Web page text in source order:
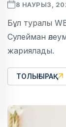
8 НАУРЫЗ,
Бұл туралы
Сулейман
жариялады.
ТОЛЫҒЫРАҚ